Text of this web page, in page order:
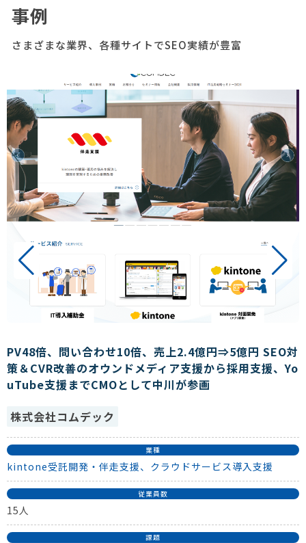
事例
さまざまな業界、各種サイトでSEO実績が豊富
PV48倍、問い合わせ10倍、売上2.4億円⇒5億円 SEO対
策＆CVR改善のオウンドメディア支援から採用支援、Yo
uTube支援までCMOとして中川が参画
株式会社コムデック
業種
kintone受託開発・伴走支援、クラウドサービス導入支援
従業員数
15人
課題